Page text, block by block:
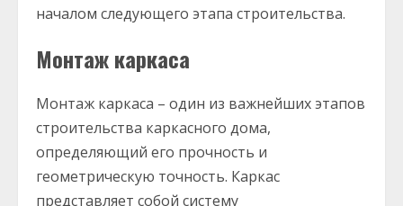
началом следующего этапа строительства.
Монтаж каркаса
Монтаж каркаса – один из важнейших этапов
строительства каркасного дома,
определяющий его прочность и
геометрическую точность. Каркас
представляет собой систему